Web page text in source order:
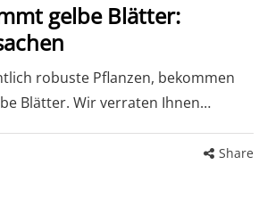
gelbe Blätter:
robuste Pflanzen, bekommen
Blätter. Wir verraten Ihnen…
Share